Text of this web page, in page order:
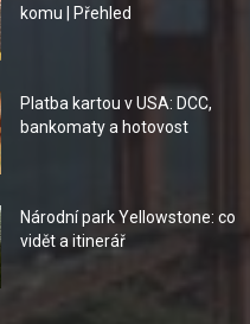
komu | Přehled
Platba kartou v USA: DCC,
bankomaty a hotovost
Národní park Yellowstone: co
vidět a itinerář